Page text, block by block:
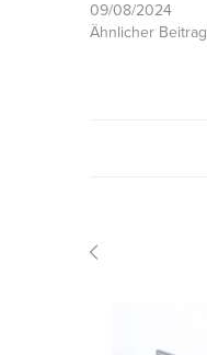
09/08/2024
Ähnlicher Beitrag